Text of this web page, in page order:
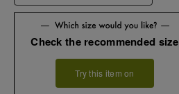
Check the recommended size
Try this item on